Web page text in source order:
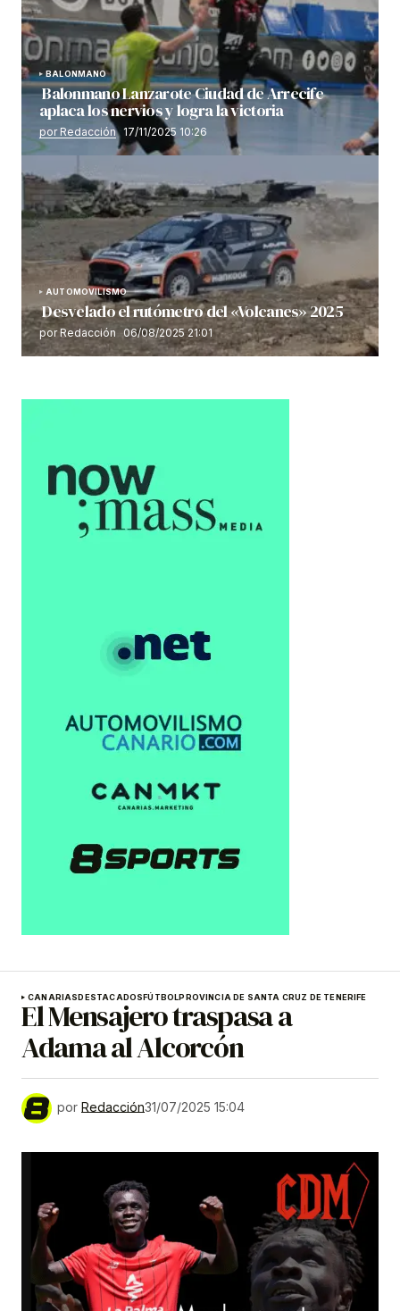
BALONMANO
Balonmano Lanzarote Ciudad de Arrecife
aplaca los nervios y logra la victoria
por Redacción 17/11/2025 10:26
AUTOMOVILISMO
Desvelado el rutómetro del «Volcanes» 2025
por Redacción 06/08/2025 21:01
CANARIASDESTACADOSFÚTBOLPROVINCIA DE SANTA CRUZ DE TENERIFE
El Mensajero traspasa a
Adama al Alcorcón
por Redacción31/07/2025 15:04